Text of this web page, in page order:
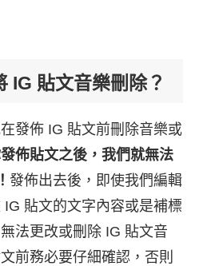
IG 貼文音樂刪除？
發佈 IG 貼文前刪除音樂或
佈貼文之後，我們就無法
發佈出去後，即使我們編輯
貼文的文字內容或是補標
法更改或刪除 IG 貼文音
前務必要仔細確認，否則